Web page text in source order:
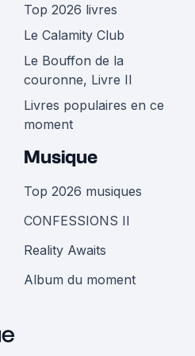
Top 2026 livres
Le Calamity Club
Le Bouffon de la
couronne, Livre II
Livres populaires en ce
moment
Musique
Top 2026 musiques
CONFESSIONS II
Reality Awaits
Album du moment